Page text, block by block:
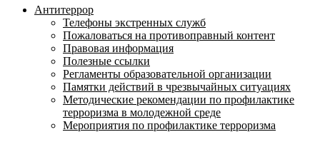
Антитеррор
Телефоны экстренных служб
Пожаловаться на противоправный контент
Правовая информация
Полезные ссылки
Регламенты образовательной организации
Памятки действий в чрезвычайных ситуациях
Методические рекомендации по профилактике
терроризма в молодежной среде
Мероприятия по профилактике терроризма